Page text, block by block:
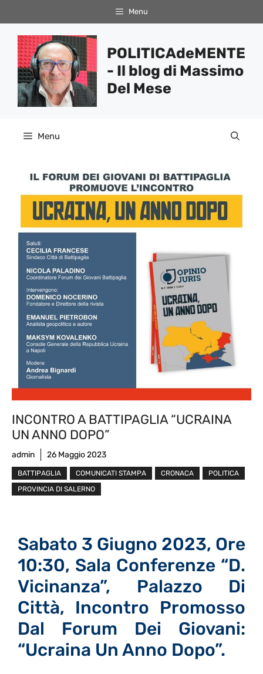
al
contenuto
Menu
POLITICAdeMENTE
- Il blog di Massimo
Del Mese
Menu
INCONTRO A BATTIPAGLIA “UCRAINA
UN ANNO DOPO”
admin 26 Maggio 2023
BATTIPAGLIA COMUNICATI STAMPA CRONACA
POLITICA
PROVINCIA DI SALERNO
Sabato 3 Giugno 2023, Ore
10:30, Sala Conferenze “D.
Vicinanza”, Palazzo Di
Città, Incontro Promosso
Dal Forum Dei Giovani:
“Ucraina Un Anno Dopo”.